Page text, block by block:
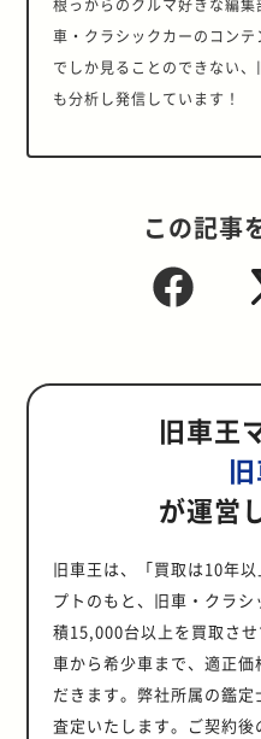
根っからのクルマ好きな編
車・クラシックカーのコン
でしか見ることのできない
も分析し発信しています！
この記事
旧車王
が運営
旧車王は、「買取は10年
プトのもと、旧車・クラ
積15,000台以上を買取さ
車から希少車まで、適正
だきます。弊社所属の鑑
査定いたします。ご契約